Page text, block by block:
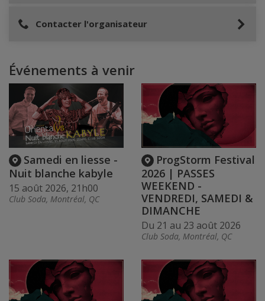
Contacter l'organisateur
Événements à venir
Samedi en liesse -
Nuit blanche kabyle
15 août 2026, 21h00
Club Soda, Montréal, QC
ProgStorm Festival
2026 | PASSES
WEEKEND -
VENDREDI, SAMEDI &
DIMANCHE
Du 21 au 23 août 2026
Club Soda, Montréal, QC